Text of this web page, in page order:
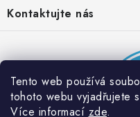
Tento web používá
tohoto webu vyjadřujete
Více informací zde.
Provizní systém
Partner stránek: Super
Podmínky akce 2 + 1 zdarma
Kontaktujte nás